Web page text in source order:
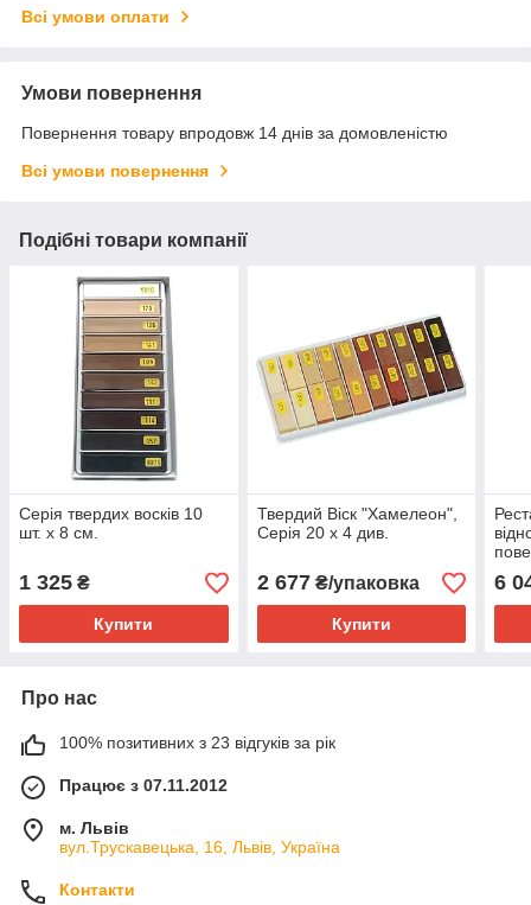
Всі умови оплати
Умови повернення
Повернення товару впродовж 14 днів за домовленістю
Всі умови повернення
Подібні товари компанії
Серія твердих восків 10
шт. х 8 см.
1 325 ₴
Купити
Твердий Віск "Хамелеон",
Серія 20 х 4 див.
2 677₴/упаковка
Купити
6
Про нас
100% позитивних з 23 відгуків за рік
Працює з 07.11.2012
м. Львів
вул.Трускавецька, 16, Львів, Україна
Контакти